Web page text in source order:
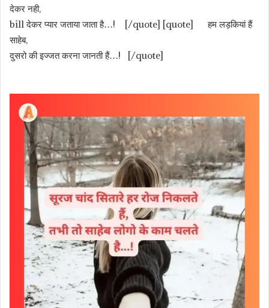
देकर नही,
bill देकर प्यार जताया जाता है…! [/quote] [quote] हम लड़कियां हैं
साहेब,
दुसरो की इज्जत करना जानती हैं…! [/quote]